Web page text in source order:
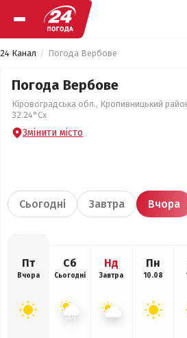
24 Канал Погода Вербове
Погода Вербове
Кіровоградська обл., Кропивницький
32.24°Сх
Змінити місто
Сьогодні Завтра Вчора
Пт
Вчора
Сб
Сьогодні
Нд
Завтра
Пн
10.08